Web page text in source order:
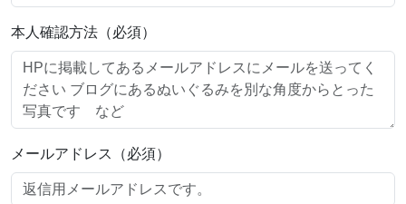
本人確認方法（必須）
メールアドレス（必須）